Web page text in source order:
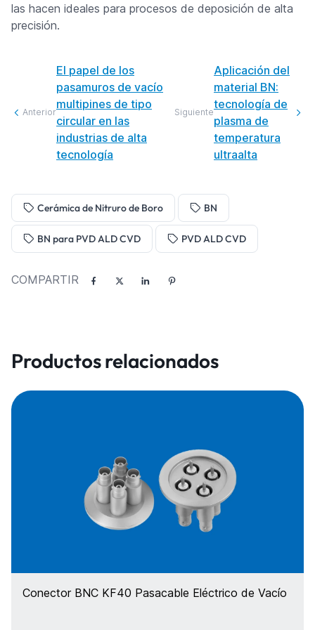
las hacen ideales para procesos de deposición de alta
precisión.
Anterior
El papel de los
pasamuros de vacío
multipines de tipo
circular en las
industrias de alta
tecnología
Siguiente
Aplicación del
material BN:
tecnología de
plasma de
temperatura
ultraalta
Cerámica de Nitruro de Boro BN
BN para PVD ALD CVD PVD ALD CVD
COMPARTIR
Productos relacionados
Conector BNC KF40 Pasacable Eléctrico de Vacío